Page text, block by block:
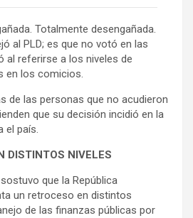
Totalmente desengañada.
al PLD; es que no votó en las
al referirse a los niveles de
en los comicios.
de las personas que no acudieron
que su decisión incidió en la
el país.
DISTINTOS NIVELES
que la República
un retroceso en distintos
de las finanzas públicas por